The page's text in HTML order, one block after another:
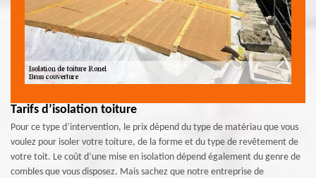
Tarifs d’isolation toiture
Pour ce type d’intervention, le prix dépend du type de matériau que vous
voulez pour isoler votre toiture, de la forme et du type de revêtement de
votre toit. Le coût d’une mise en isolation dépend également du genre de
combles que vous disposez. Mais sachez que notre entreprise de